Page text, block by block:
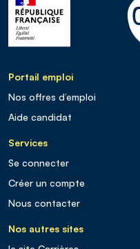
Portail emploi
Nos offres d’emploi
Aide candidat
Services
Se connecter
Créer un compte
Nous contacter
Nos autres sites